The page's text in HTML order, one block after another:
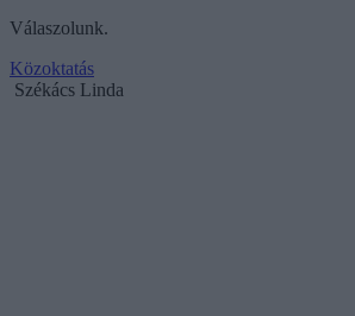
Válaszolunk.
Közoktatás
Székács Linda